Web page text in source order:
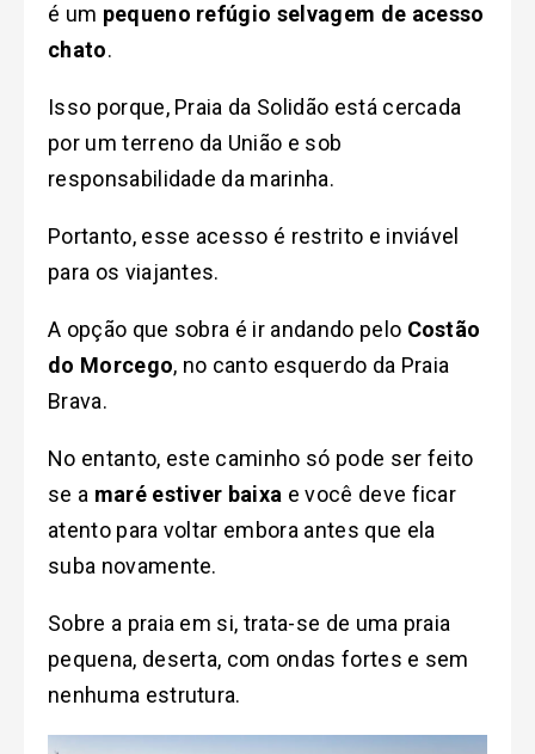
é um pequeno refúgio selvagem de acesso
chato.
Isso porque, Praia da Solidão está cercada
por um terreno da União e sob
responsabilidade da marinha.
Portanto, esse acesso é restrito e inviável
para os viajantes.
A opção que sobra é ir andando pelo Costão
do Morcego, no canto esquerdo da Praia
Brava.
No entanto, este caminho só pode ser feito
se a maré estiver baixa e você deve ficar
atento para voltar embora antes que ela
suba novamente.
Sobre a praia em si, trata-se de uma praia
pequena, deserta, com ondas fortes e sem
nenhuma estrutura.